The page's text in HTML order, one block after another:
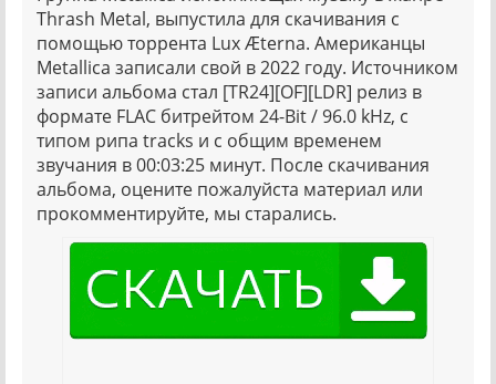
Thrash Metal, выпустила для скачивания с
помощью торрента Lux Æterna. Американцы
Metallica записали свой в 2022 году. Источником
записи альбома стал [TR24][OF][LDR] релиз в
формате FLAC битрейтом 24-Bit / 96.0 kHz, с
типом рипа tracks и с общим временем
звучания в 00:03:25 минут. После скачивания
альбома, оцените пожалуйста материал или
прокомментируйте, мы старались.